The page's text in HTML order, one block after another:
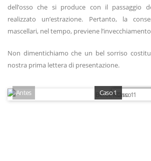
dell’osso che si produce con il passaggio
realizzato un’estrazione. Pertanto, la
mascellari, nel tempo, previene
Non dimentichiamo che un bel sorriso
nostra prima lettera di presentazione.
Antes Caso 1